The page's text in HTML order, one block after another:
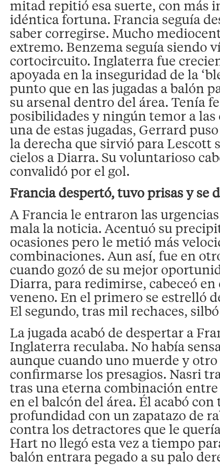
mitad repitió esa suerte, con más
idéntica fortuna. Francia seguía
saber corregirse. Mucho
extremo. Benzema seguía siendo
cortocircuito. Inglaterra fue
apoyada en la inseguridad de la
punto que en las jugadas a balón
su arsenal dentro del área. Tenía
posibilidades y ningún temor a las
una de estas jugadas, Gerrard
la derecha que sirvió para Lescott
cielos a Diarra. Su voluntarioso
convalidó por el gol.
Francia despertó, tuvo prisas y se
A Francia le entraron las
mala la noticia. Acentuó su
ocasiones pero le metió más
combinaciones. Aun así, fue en
cuando gozó de su mejor
Diarra, para redimirse, cabeceó en
veneno. En el primero se estrelló
El segundo, tras mil rechaces,
La jugada acabó de despertar a
Inglaterra reculaba. No había
aunque cuando uno muerde y
confirmarse los presagios. Nasri
tras una eterna combinación
en el balcón del área. Él acabó
profundidad con un zapatazo de
contra los detractores que le
Hart no llegó esta vez a tiempo
balón entrara pegado a su palo